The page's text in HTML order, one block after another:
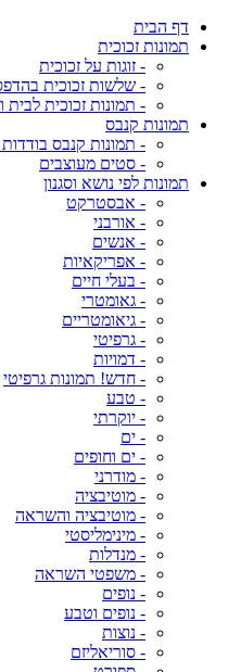
דף הבית
תמונות זכוכית
- זוגות על זכוכית
- שלשות זכוכית
- תמונות זכוכית לבית
תמונות קנבס
- תמונות קנבס
- סטים מעוצבים
תמונות לפי נושא וסגנון
- אבסטרקט
- אורבני
- אנשים
- אפריקאיות
- בעלי חיים
- גאומטרי
- גיאומטריים
- גרפיטי
- דמויות
- חדש! תמונות גרפיטי
- טבע
- יוקרתי
- ים
- ים וחופים
- מודרני
- מוטיבציה
- מוטיבציה והשראה
- מינימליסטי
- מנדלות
- משפטי השראה
- נופים
- נופים וטבע
- נוצות
- סוריאליזם